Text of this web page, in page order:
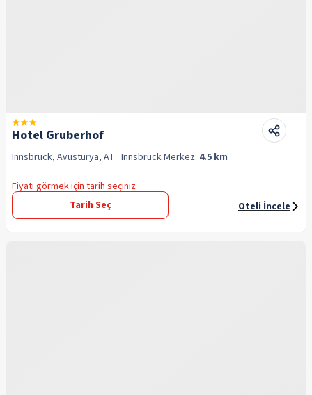
Hotel Gruberhof
Innsbruck, Avusturya, AT · InnsbruckMerkez: 4.5 km
Fiyatı görmek için tarih seçiniz
Tarih Seç
Oteli İncele